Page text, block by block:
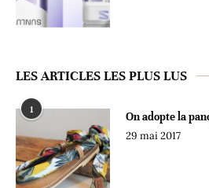
LES ARTICLES LES PLUS LUS
1
On adopte la
29 mai 2017